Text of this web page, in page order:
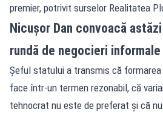
premier, potrivit surselor Realitatea
Nicușor Dan convoacă
rundă de negocieri
Șeful statului a transmis că formarea
face într-un termen rezonabil, că
tehnocrat nu este de preferat și că